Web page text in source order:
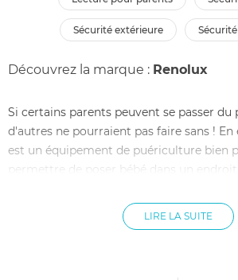
sécurité extérieure
Découvrez la marque : Renolux
Si certains parents peuvent se passer du
d'autres ne pourraient pas faire sans ! En
est un équipement de puériculture bien
permettre de poser bébé dans un endroit
être dangereux pour lui.
LIRE LA SUITE